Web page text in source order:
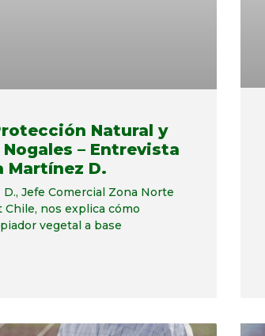
Natural y
– Entrevista
Martínez D.
Jefe Comercial Zona Norte
Chile, nos explica cómo
vegetal a base